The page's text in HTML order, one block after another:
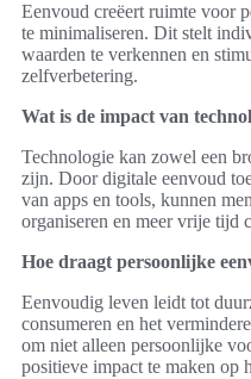
Eenvoud creëert ruimte voor
te minimaliseren. Dit stelt
waarden te verkennen en
zelfverbetering.
Wat is de impact van
Technologie kan zowel een
zijn. Door digitale eenvoud
van apps en tools, kunnen
organiseren en meer vrije tijd
Hoe draagt persoonlijke
Eenvoudig leven leidt tot
consumeren en het
om niet alleen persoonlijke
positieve impact te maken op